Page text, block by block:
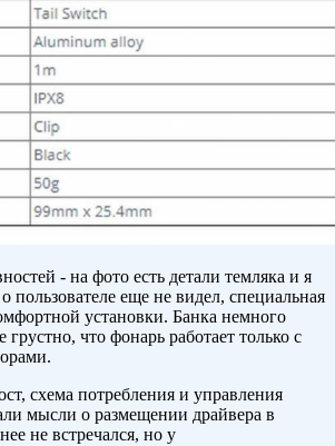
- на фото есть детали темляка и я
пользователе еще не видел, специальная
установки. Банка немного
грустно, что фонарь работает только с
схема потребления и управления
мысли о размещении драйвера в
не встречался, но у